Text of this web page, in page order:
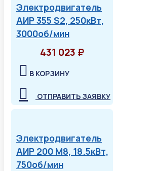
Электродвигатель
АИР 355 S2, 250кВт,
3000об/мин
431 023 ₽
В КОРЗИНУ
ОТПРАВИТЬ ЗАЯВКУ
Электродвигатель
АИР 200 М8, 18.5кВт,
750об/мин